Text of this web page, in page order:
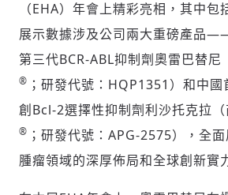
人文
（EHA）年會上精彩亮相，其中包
展示數據涉及公司兩大重磅產品
第三代BCR-ABL抑制劑奧雷巴替尼
® ；研發代號：HQP1351）和中
創Bcl-2選擇性抑制劑利沙托克拉
® ；研發代號：APG-2575），全
腫瘤領域的深厚佈局和全球創新實